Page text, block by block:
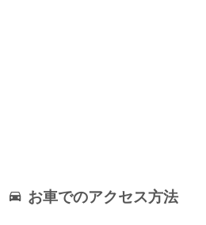
お車でのアクセス方法